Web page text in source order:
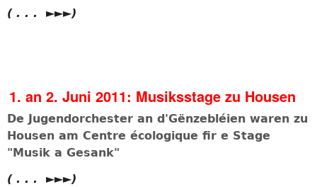
( . . . ►►►)
1. an 2. Juni 2011: Musiksstage zu Housen
De Jugendorchester an d'Gënzebléien waren zu
Housen am Centre écologique fir e Stage
"Musik a Gesank"
( . . . ►►►)